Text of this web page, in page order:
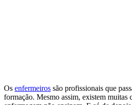
Os enfermeiros são profissionais que
formação. Mesmo assim, existem muitas